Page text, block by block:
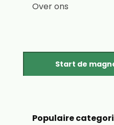
Over ons
Start de
Populaire